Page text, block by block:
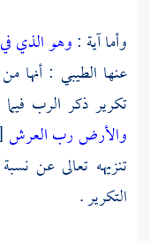
وأما آية :وهو الذي في
عنها الطيبي : أنها
تكرير ذكر الرب
والأرض رب العرش
تنزيهه تعالى عن
التكرير .